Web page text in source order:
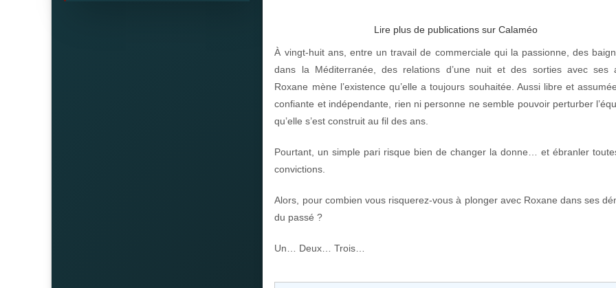
Lire plus de publications sur Calaméo
À vingt-huit ans, entre un travail de commerciale qui la passionne, des
dans la Méditerranée, des relations d’une nuit et des sorties avec ses
Roxane mène l’existence qu’elle a toujours souhaitée. Aussi libre et
confiante et indépendante, rien ni personne ne semble pouvoir perturber
qu’elle s’est construit au fil des ans.
Pourtant, un simple pari risque bien de changer la donne… et ébranler
convictions.
Alors, pour combien vous risquerez-vous à plonger avec Roxane dans ses
du passé ?
Un… Deux… Trois…